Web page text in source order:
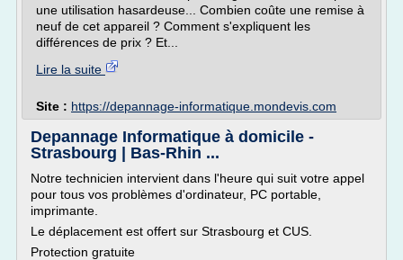
une utilisation hasardeuse... Combien coûte une remise à
neuf de cet appareil ? Comment s'expliquent les
différences de prix ? Et...
Lire la suite
Site : https://depannage-informatique.mondevis.com
Depannage Informatique à domicile -
Strasbourg | Bas-Rhin ...
Notre technicien intervient dans l'heure qui suit votre appel
pour tous vos problèmes d'ordinateur, PC portable,
imprimante.
Le déplacement est offert sur Strasbourg et CUS.
Protection gratuite